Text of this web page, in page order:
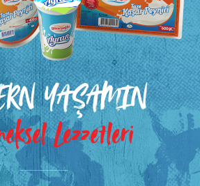
YAŞAMIN
Lezzetleri